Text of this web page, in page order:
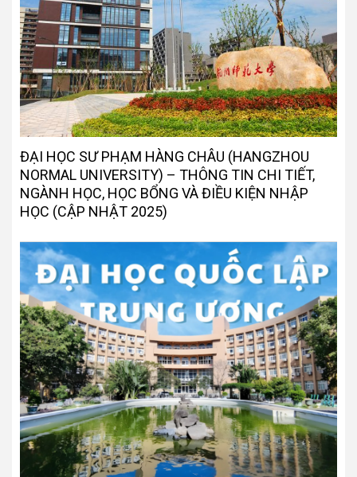
ĐẠI HỌC SƯ PHẠM HÀNG CHÂU (HANGZHOU
NORMAL UNIVERSITY) – THÔNG TIN CHI TIẾT,
NGÀNH HỌC, HỌC BỔNG VÀ ĐIỀU KIỆN NHẬP
HỌC (CẬP NHẬT 2025)